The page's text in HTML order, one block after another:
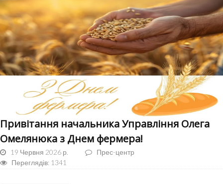
Привітання начальника Управління Олега
Омелянюка з Днем фермера!
19 Червня 2026 р.
Прес-центр
Переглядів: 1341